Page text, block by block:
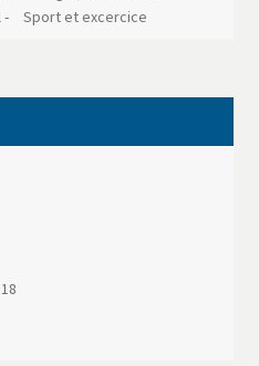
- Sport et excercice